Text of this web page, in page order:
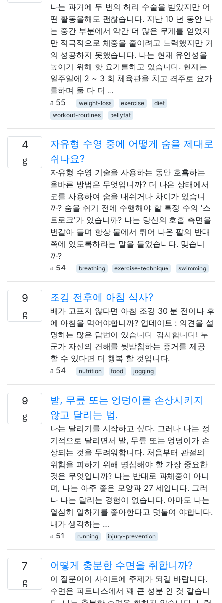
나는 과거에 두 번의 허리 수술을 받았지만 어
떤 활동을해도 괜찮습니다. 지난 10 년 동안 나
는 중간 부분에서 약간 더 많은 무게를 얻었지
만 적극적으로 체중을 줄이려고 노력했지만 거
의 성공하지 못했습니다. 나는 현재 유연성을
높이기 위해 핫 요가를하고 있습니다. 현재는
일주일에 2 ~ 3 회 체육관을 치고 격주로 요가
를하며 둘 다 더 …
55
weight-loss exercise
diet
workout-routines
bellyfat
4
자유형 수영 중에 어떻게 숨을 제대로
쉬나요?
자유형 수영 기술을 사용하는 동안 호흡하는
올바른 방법은 무엇입니까? 더 나은 상태에서
코를 사용하여 숨을 내쉬거나 차이가 있습니
까? 숨을 쉬기 전에 수행해야 할 특정 수의 '스
트로크'가 있습니까? 나는 당신의 호흡 측면을
번갈아 들며 항상 물에서 튀어 나온 팔의 반대
쪽에 있도록하라는 말을 들었습니다. 맞습니
까?
54
breathing exercise-technique swimming
9 조깅 전후에 아침 식사?
배가 고프지 않다면 아침 조깅 30 분 전이나 후
에 아침을 먹어야합니까? 업데이트 : 의견을 설
명하는 많은 답변이 있습니다-감사합니다! 누
군가 자신의 견해를 뒷받침하는 증거를 제공
할 수 있다면 더 행복 할 것입니다.
54
nutrition food jogging
9
발, 무릎 또는 엉덩이를 손상시키지
않고 달리는 법.
나는 달리기를 시작하고 싶다. 그러나 나는 정
기적으로 달리면서 발, 무릎 또는 엉덩이가 손
상되는 것을 두려워합니다. 처음부터 관절의
위험을 피하기 위해 명심해야 할 가장 중요한
것은 무엇입니까? 나는 반대로 과체중이 아니
며, 나는 아주 좋은 모양과 27 세입니다. 그러
나 나는 달리는 경험이 없습니다. 아마도 나는
열심히 일하기를 좋아한다고 덧붙여 야합니다.
내가 생각하는 …
51
running injury-prevention
7 어떻게 충분한 수면을 취합니까?
이 질문이이 사이트에 주제가 되길 바랍니다.
수면은 피트니스에서 꽤 큰 성분 인 것 같습니